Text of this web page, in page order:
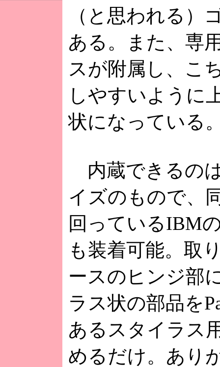
（と思われる）
ある。また、専
スが附属し、こ
しやすいように
状になっている
内蔵できるの
イズのもので、
回っているIBM
も装着可能。取
ースのヒンジ部
ラス状の部品を
あるスタイラス
めるだけ。あり